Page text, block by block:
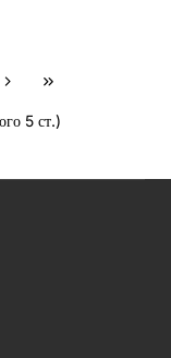
5 ст.)